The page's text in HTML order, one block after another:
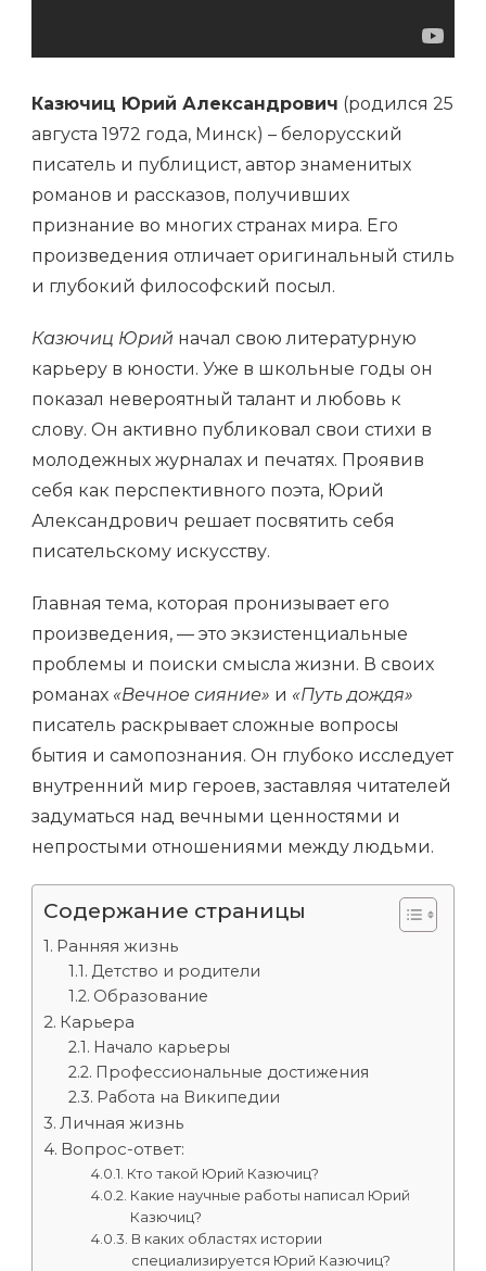
Казючиц Юрий Александрович (родился 25
августа 1972 года, Минск) – белорусский
писатель и публицист, автор знаменитых
романов и рассказов, получивших
признание во многих странах мира. Его
произведения отличает оригинальный стиль
и глубокий философский посыл.
Казючиц Юрий начал свою литературную
карьеру в юности. Уже в школьные годы он
показал невероятный талант и любовь к
слову. Он активно публиковал свои стихи в
молодежных журналах и печатях. Проявив
себя как перспективного поэта, Юрий
Александрович решает посвятить себя
писательскому искусству.
Главная тема, которая пронизывает его
произведения, — это экзистенциальные
проблемы и поиски смысла жизни. В своих
романах «Вечное сияние» и «Путь дождя»
писатель раскрывает сложные вопросы
бытия и самопознания. Он глубоко исследует
внутренний мир героев, заставляя читателей
задуматься над вечными ценностями и
непростыми отношениями между людьми.
Содержание страницы
Ранняя жизнь
Детство и родители
Образование
Карьера
Начало карьеры
Профессиональные достижения
Работа на Википедии
Личная жизнь
Вопрос-ответ:
Кто такой Юрий Казючиц?
Какие научные работы написал Юрий
Казючиц?
В каких областях истории
специализируется Юрий Казючиц?